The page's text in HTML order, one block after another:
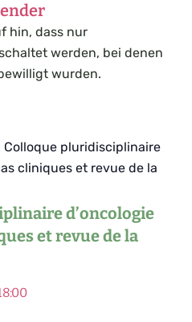
hin, dass nur
werden, bei denen
wurden.
Colloque pluridisciplinaire
cliniques et revue de la
d’oncologie
et revue de la